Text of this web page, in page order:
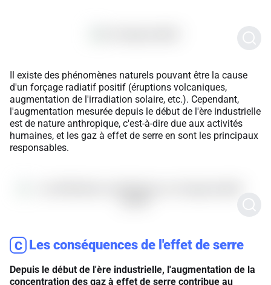
Il existe des phénomènes naturels pouvant être la cause
d'un forçage radiatif positif (éruptions volcaniques,
augmentation de l'irradiation solaire, etc.). Cependant,
l'augmentation mesurée depuis le début de l'ère industrielle
est de nature anthropique, c'est-à-dire due aux activités
humaines, et les gaz à effet de serre en sont les principaux
responsables.
C Les conséquences de l'effet de serre
Depuis le début de l'ère industrielle, l'augmentation de la
concentration des gaz à effet de serre contribue au